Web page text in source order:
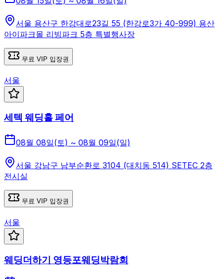
서울 용산구 한강대로23길 55 (한강로3가 40-999) 용산
아이파크몰 리빙파크 5층 특별행사장
무료 VIP 입장권
서울
세텍 웨딩홀 페어
08월 08일(토) ~ 08월 09일(일)
서울 강남구 남부순환로 3104 (대치동 514) SETEC 2층
전시실
무료 VIP 입장권
서울
웨딩더하기 영등포웨딩박람회